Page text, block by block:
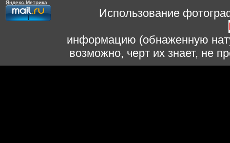
Использование
информацию (обнаженную
возможно, черт их знает, не